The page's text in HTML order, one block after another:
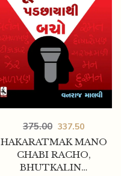
HAKARATMAK MANO
CHABI RACHO,
BHUTKALIN…
375.00 337.50